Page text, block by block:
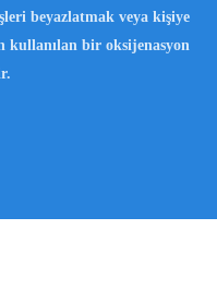
beyazlatmak veya kişiye
kullanılan bir oksijenasyon